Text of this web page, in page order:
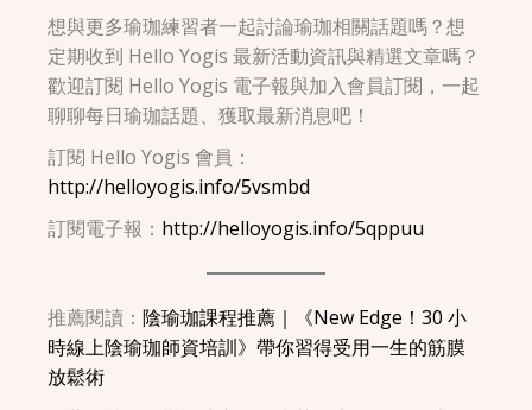
想與更多瑜珈練習者一起討論瑜珈相關話題嗎？想
定期收到 Hello Yogis 最新活動資訊與精選文章嗎？
歡迎訂閱 Hello Yogis 電子報與加入會員訂閱，一起
聊聊每日瑜珈話題、獲取最新消息吧！
訂閱 Hello Yogis 會員：
http://helloyogis.info/5vsmbd
訂閱電子報： http://helloyogis.info/5qppuu
推薦閱讀：陰瑜珈課程推薦｜《New Edge！30 小
時線上陰瑜珈師資培訓》帶你習得受用一生的筋膜
放鬆術